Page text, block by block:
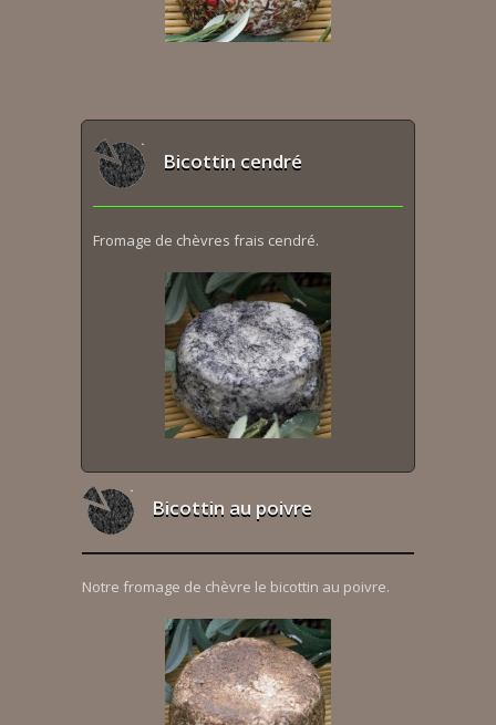
Bicottin cendré
Fromage de chèvres frais cendré.
Bicottin au poivre
Notre fromage de chèvre le bicottin au poivre.